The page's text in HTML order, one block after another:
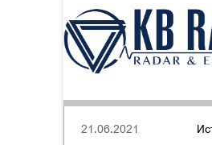
21.06.2021